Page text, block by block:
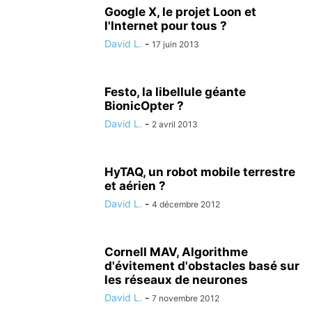
Google X, le projet Loon et
l'Internet pour tous ?
David L. - 17 juin 2013
Festo, la libellule géante
BionicOpter ?
David L. - 2 avril 2013
HyTAQ, un robot mobile terrestre
et aérien ?
David L. - 4 décembre 2012
Cornell MAV, Algorithme
d'évitement d'obstacles basé sur
les réseaux de neurones
David L. - 7 novembre 2012